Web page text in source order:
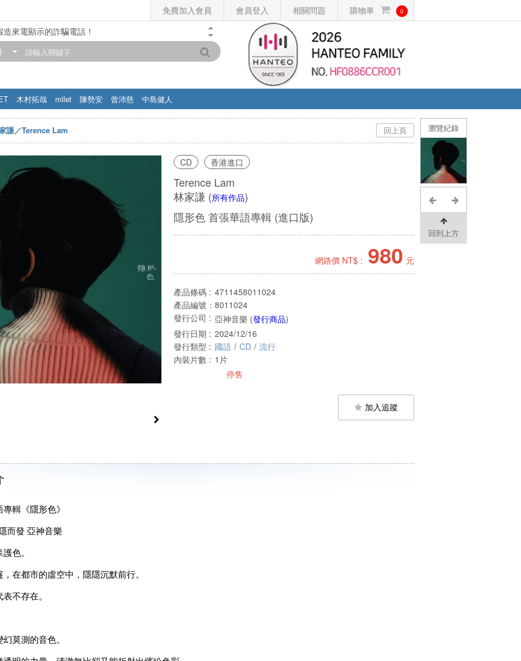
免費加入會員 會員登入 相關問題 購物車 0
造來電顯示的詐騙電話！
市營業時間調整公告】
木村拓哉 milet 陳勢安 曾沛慈
中島健人
瀏覽紀錄
回到上方
回上頁
謙／Terence Lam
CD 香港進口
Terence Lam
林家謙 (所有作品)
隱形色 首張華語專輯 (進口版)
網路價 NT$ : 980 元
產品條碼 : 4711458011024
產品編號： 8011024
發行公司 : 亞神音樂 (發行商品)
發行日期 : 2024/12/16
發行類型 : 國語 / CD / 流行
內裝片數 : 1片
停售
加入追蹤
輯《隱形色》
而發 亞神音樂
色。
在都市的虛空中，隱隱沉默前行。
不存在。
莫測的音色。